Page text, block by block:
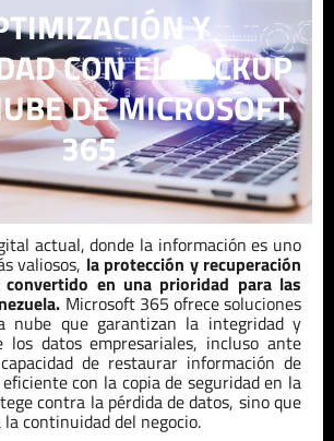
Y
CON EL BACKUP
DE MICROSOFT
365
actual, donde la información es uno
valiosos, la protección y recuperación
en una prioridad para las
. Microsoft 365 ofrece soluciones
nube que garantizan la integridad y
los datos empresariales, incluso ante
de restaurar información de
con la copia de seguridad en la
contra la pérdida de datos, sino que
continuidad del negocio.